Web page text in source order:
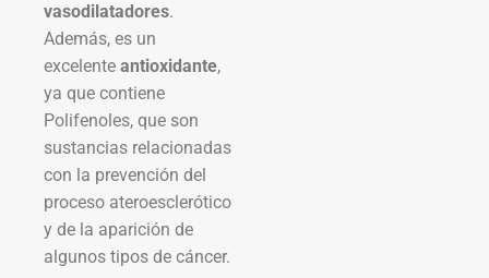
vasodilatadores.
Además, es un
excelente antioxidante,
ya que contiene
Polifenoles, que son
sustancias relacionadas
con la prevención del
proceso ateroesclerótico
y de la aparición de
algunos tipos de cáncer.